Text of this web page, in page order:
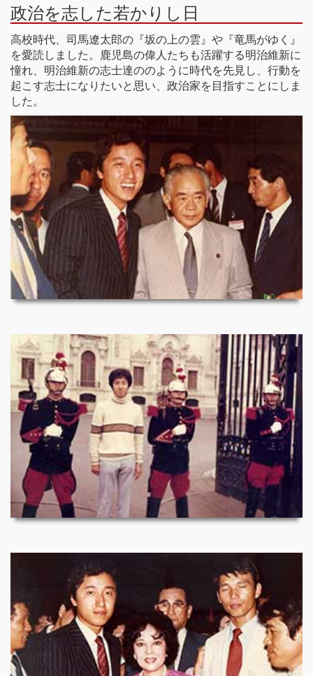
政治を志した若かりし日
高校時代、司馬遼太郎の『坂の上の雲』や『竜馬がゆく』
を愛読しました。鹿児島の偉人たちも活躍する明治維新に
憧れ、明治維新の志士達ののように時代を先見し、行動を
起こす志士になりたいと思い、政治家を目指すことにしま
した。